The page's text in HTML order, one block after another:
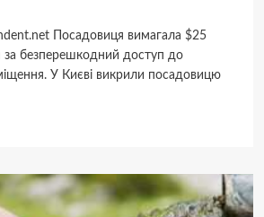
Посадовиця вимагала $25
за безперешкодний доступ до
У Києві викрили посадовицю